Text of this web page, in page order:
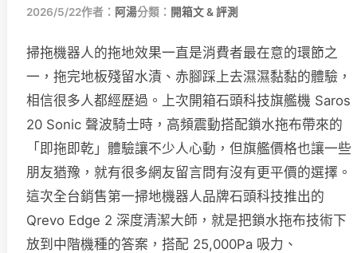
2026/5/22作者： 阿湯分類： 開箱文 & 評測
掃拖機器人的拖地效果一直是消費者最在意的環節之
一，拖完地板殘留水漬、赤腳踩上去濕濕黏黏的體驗，
相信很多人都經歷過。上次開箱石頭科技旗艦機 Saros
20 Sonic 聲波騎士時，高頻震動搭配鎖水拖布帶來的
「即拖即乾」體驗讓不少人心動，但旗艦價格也讓一些
朋友猶豫，就有很多網友留言問有沒有更平價的選擇。
這次全台銷售第一掃地機器人品牌石頭科技推出的
Qrevo Edge 2 深度清潔大師，就是把鎖水拖布技術下
放到中階機種的答案，搭配 25,000Pa 吸力、